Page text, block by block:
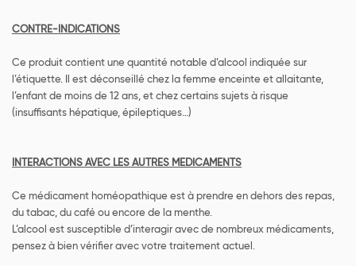
CONTRE-INDICATIONS
Ce produit contient une quantité notable d’alcool indiquée sur
l’étiquette. Il est déconseillé chez la femme enceinte et allaitante,
l’enfant de moins de 12 ans, et chez certains sujets à risque
(insuffisants hépatique, épileptiques…)
INTERACTIONS AVEC LES AUTRES MEDICAMENTS
Ce médicament homéopathique est à prendre en dehors des repas,
du tabac, du café ou encore de la menthe.
L’alcool est susceptible d’interagir avec de nombreux médicaments,
pensez à bien vérifier avec votre traitement actuel.